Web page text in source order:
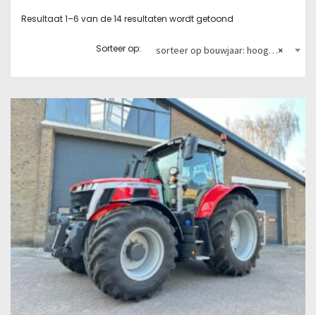
Resultaat 1–6 van de 14 resultaten wordt getoond
Sorteer op: ×
sorteer op bouwjaar: hoog naar laag